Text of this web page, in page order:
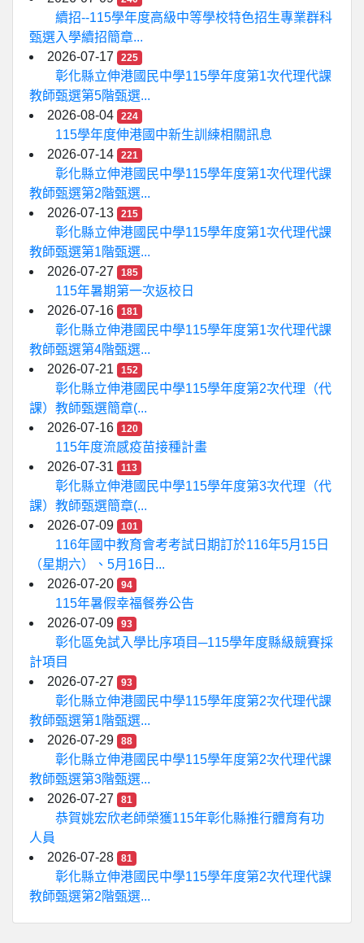
續招--115學年度高級中等學校特色招生專業群科
甄選入學續招簡章...
2026-07-17
225
彰化縣立伸港國民中學115學年度第1次代理代課
教師甄選第5階甄選...
2026-08-04
224
115學年度伸港國中新生訓練相關訊息
2026-07-14
221
彰化縣立伸港國民中學115學年度第1次代理代課
教師甄選第2階甄選...
2026-07-13
215
彰化縣立伸港國民中學115學年度第1次代理代課
教師甄選第1階甄選...
2026-07-27
185
115年暑期第一次返校日
2026-07-16
181
彰化縣立伸港國民中學115學年度第1次代理代課
教師甄選第4階甄選...
2026-07-21
152
彰化縣立伸港國民中學115學年度第2次代理（代
課）教師甄選簡章(...
2026-07-16
120
115年度流感疫苗接種計畫
2026-07-31
113
彰化縣立伸港國民中學115學年度第3次代理（代
課）教師甄選簡章(...
2026-07-09
101
116年國中教育會考考試日期訂於116年5月15日
（星期六）、5月16日...
2026-07-20
94
115年暑假幸福餐券公告
2026-07-09
93
彰化區免試入學比序項目─115學年度縣級競賽採
計項目
2026-07-27
93
彰化縣立伸港國民中學115學年度第2次代理代課
教師甄選第1階甄選...
2026-07-29
88
彰化縣立伸港國民中學115學年度第2次代理代課
教師甄選第3階甄選...
2026-07-27
81
恭賀姚宏欣老師榮獲115年彰化縣推行體育有功
人員
2026-07-28
81
彰化縣立伸港國民中學115學年度第2次代理代課
教師甄選第2階甄選...